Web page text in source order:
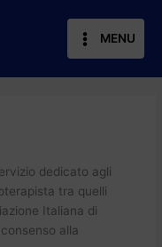
MENU
dedicato agli
tra quelli
Italiana di
alla